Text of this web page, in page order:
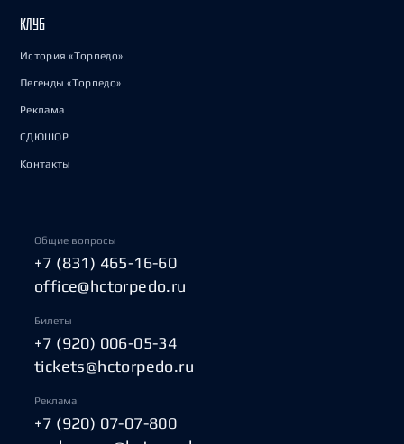
КЛУБ
История «Торпедо»
Легенды «Торпедо»
Реклама
СДЮШОР
Контакты
Общие вопросы
+7 (831) 465-16-60
office@hctorpedo.ru
Билеты
+7 (920) 006-05-34
tickets@hctorpedo.ru
Реклама
+7 (920) 07-07-800